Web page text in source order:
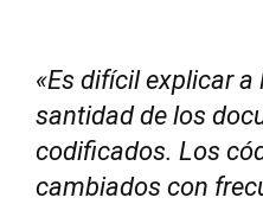
«Es difícil explicar
santidad de los
codificados. Los
cambiados con